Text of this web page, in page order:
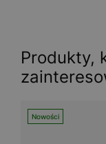
Produkty,
Nowości